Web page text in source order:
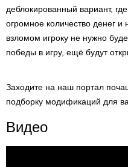
деблокированный вариант,
огромное количество денег
взломом игроку не нужно
победы в игру, ещё будут
Заходите на наш портал
подборку модификаций для
Видео